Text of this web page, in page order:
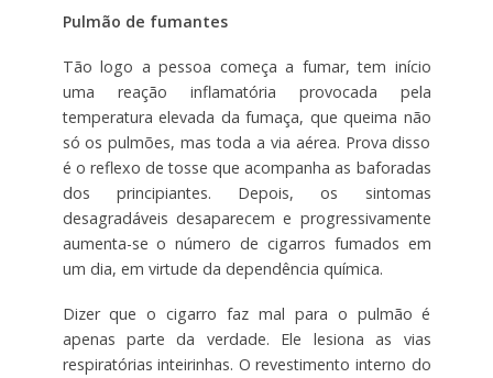
Pulmão de fumantes
Tão logo a pessoa começa a fumar, tem início
uma reação inflamatória provocada pela
temperatura elevada da fumaça, que queima não
só os pulmões, mas toda a via aérea. Prova disso
é o reflexo de tosse que acompanha as baforadas
dos principiantes. Depois, os sintomas
desagradáveis desaparecem e progressivamente
aumenta-se o número de cigarros fumados em
um dia, em virtude da dependência química.
Dizer que o cigarro faz mal para o pulmão é
apenas parte da verdade. Ele lesiona as vias
respiratórias inteirinhas. O revestimento interno do